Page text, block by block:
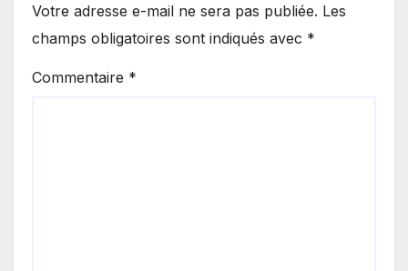
Votre adresse e-mail ne sera pas publiée. Les
champs obligatoires sont indiqués avec *
Commentaire *